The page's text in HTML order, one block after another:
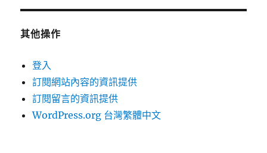
其他操作
登入
訂閱網站內容的資訊提供
訂閱留言的資訊提供
WordPress.org 台灣繁體中文